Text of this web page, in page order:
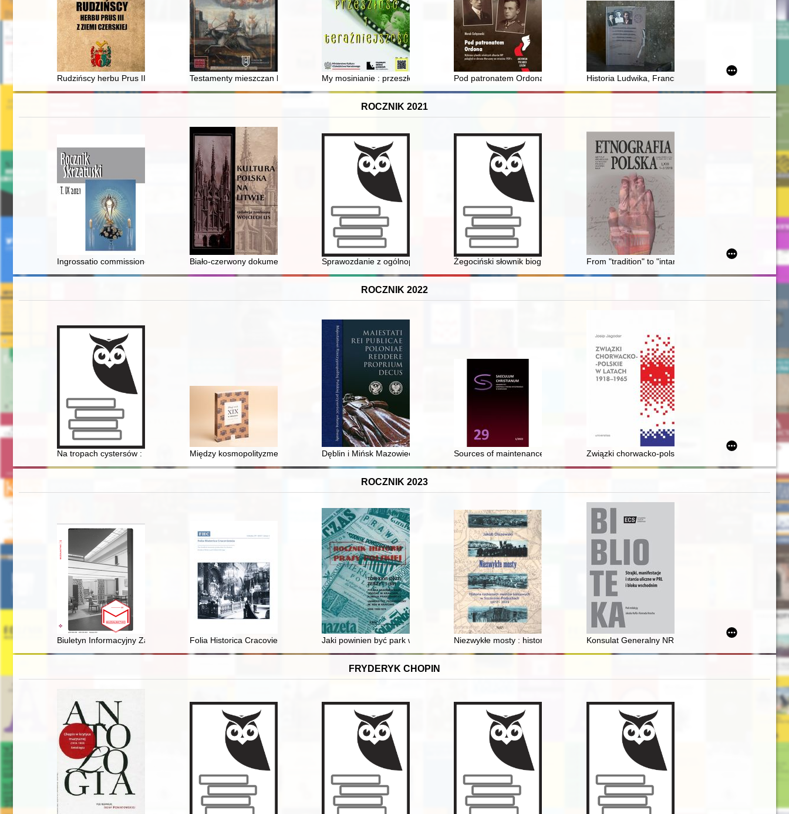
Rudzińscy herbu Prus III z ziemi ciechanowskiej w archiwaliach : ciechanowskie grodzkie wieczyste. T. 3
Testamenty mieszczan bocheńskich : (XVI - XVII wiek)My mosinianie : przeszłość i teraźniejszośćPod patronatem Ordona : wybrane sylwetki młodszych oficerów WP poległych w obronie
Historia Ludwika, Franciszka i Filomeny Kamińskich :
ROCZNIK 2021
Ingrossatio commissiones expeditae super miraculis imaginis B.M.V. in villa Skrzetusz de verbo ad verbum"
Biało-czerwony dokument "Czerwonego Sztandaru"Sprawozdanie z ogólnopolskiej interdyscyplinarnej konferencji naukowej pt. Wędrując ze swoim, obcym i wrogiem: historia -
Żegociński słownik biograficzny. Z. 3,From "tradition" to "intangible heritage" : Kraków’s
ROCZNIK 2022
Na tropach cystersów : Byszewo - KoronowoMiędzy kosmopolityzmem a polskością : o koncertach fortepianowych Zygmunta Stojowskiego
Dęblin i Mińsk Mazowiecki w bitwie nad WisłąSources of maintenance of the first franciscan observant monasteries in the Kingdom of
Związki chorwacko-polskie w latach 1918-1965
ROCZNIK 2023
Biuletyn Informacyjny Zarządu Muzeów i Ochrony Zabytków", 1955-1987 = The "Biuletyn Informacyjny Zarządu Muzeów i Ochrony Zabytków" Bulletin, 1955-1987
Folia Historica Cracoviensia. Vol. 30, issue 2 (2023)Jaki powinien być park w Żelazowej Woli? Wokół dyskusji zawartej w prasie międzywojennej = What should the park at
Niezwykłe mosty : historia ruchomych mostów kolejowych w Szczecinie-Podjuchach
Konsulat Generalny NRD w Gdańsku wobec rewolty
FRYDERYK CHOPIN